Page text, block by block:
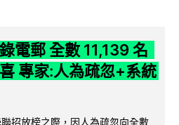
電郵 全數 11,139 名
專家:人為疏忽+系統
招放榜之際，因人為疏忽向全數